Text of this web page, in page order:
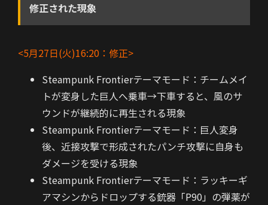
修正された現象
<5月27日(火)16:20：修正>
Steampunk Frontierテーマモード：チームメイ
トが変身した巨人へ乗車→下車すると、風のサ
ウンドが継続的に再生される現象
Steampunk Frontierテーマモード：巨人変身
後、近接攻撃で形成されたパンチ攻撃に自身も
ダメージを受ける現象
Steampunk Frontierテーマモード：ラッキーギ
アマシンからドロップする銃器「P90」の弾薬が